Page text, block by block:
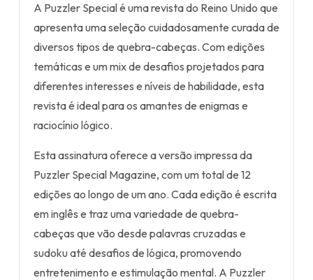
A Puzzler Special é uma revista do Reino Unido que
apresenta uma seleção cuidadosamente curada de
diversos tipos de quebra-cabeças. Com edições
temáticas e um mix de desafios projetados para
diferentes interesses e níveis de habilidade, esta
revista é ideal para os amantes de enigmas e
raciocínio lógico.
Esta assinatura oferece a versão impressa da
Puzzler Special Magazine, com um total de 12
edições ao longo de um ano. Cada edição é escrita
em inglês e traz uma variedade de quebra-
cabeças que vão desde palavras cruzadas e
sudoku até desafios de lógica, promovendo
entretenimento e estimulação mental. A Puzzler